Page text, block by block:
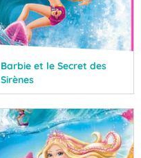
Barbie et le Secret des
Sirènes